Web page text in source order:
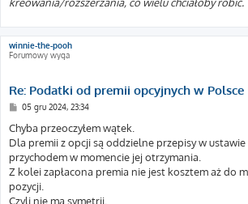
kreowania/rozszerzania, co wielu chciałoby robić.
winnie-the-pooh
Forumowy wyga
Re: Podatki od premii opcyjnych w Polsce
P
s
t
05 gru 2024, 23:34
Chyba przeoczyłem wątek.
Dla premii z opcji są oddzielne przepisy w
przychodem w momencie jej otrzymania.
Z kolei zapłacona premia nie jest kosztem aż do
pozycji.
Czyli nie ma symetrii.